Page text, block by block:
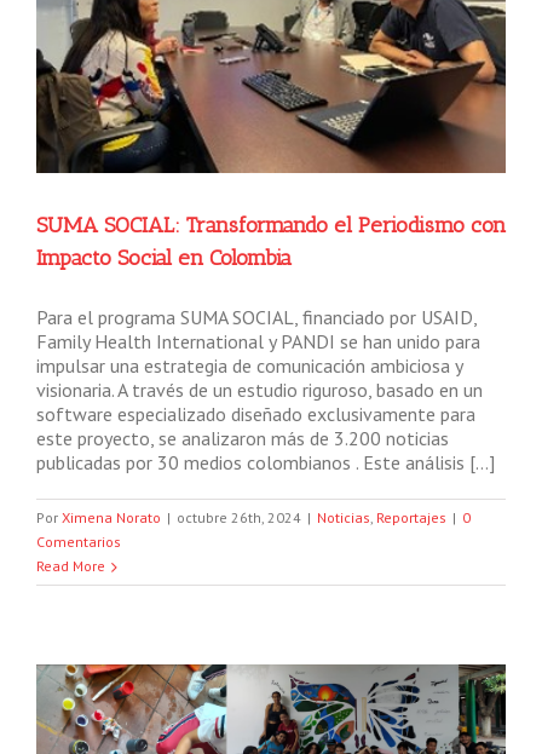
SUMA SOCIAL: Transformando el Periodismo con
Impacto Social en Colombia
Para el programa SUMA SOCIAL, financiado por USAID,
Family Health International y PANDI se han unido para
impulsar una estrategia de comunicación ambiciosa y
visionaria. A través de un estudio riguroso, basado en un
software especializado diseñado exclusivamente para
este proyecto, se analizaron más de 3.200 noticias
publicadas por 30 medios colombianos . Este análisis […]
Por Ximena Norato | octubre 26th, 2024 | Noticias Reportajes | 0
Comentarios
Read More